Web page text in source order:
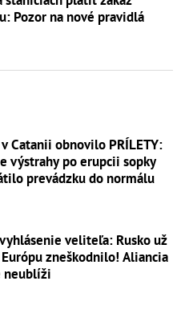
Pozor na nové pravidlá
Catanii obnovilo PRÍLETY:
výstrahy po erupcii sopky
prevádzku do normálu
veliteľa: Rusko už
Európu zneškodnilo! Aliancia
neublíži